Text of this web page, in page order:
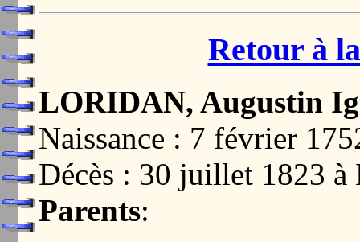
Retour à
LORIDAN, Augustin
Naissance : 7 février
Décès : 30 juillet 1823
Parents: